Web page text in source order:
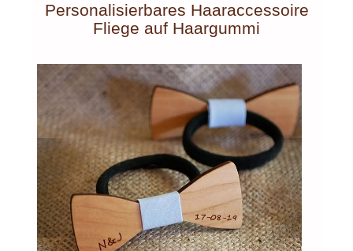
Personalisierbares Haaraccessoire
Fliege auf Haargummi
Previous Next